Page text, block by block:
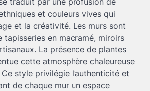
traduit par une profusion de
et couleurs vives qui
et la créativité. Les murs sont
tapisseries en macramé, miroirs
La présence de plantes
cette atmosphère chaleureuse
style privilégie l’authenticité et
de chaque mur un espace